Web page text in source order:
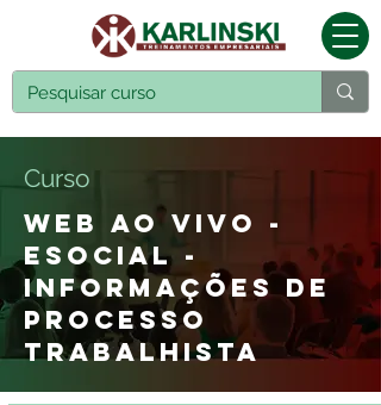
Curso
WEB AO VIVO -
ESOCIAL -
INFORMAÇÕES DE
PROCESSO
TRABALHISTA